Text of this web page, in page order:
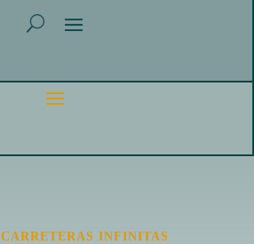
CARRETERAS INFINITAS